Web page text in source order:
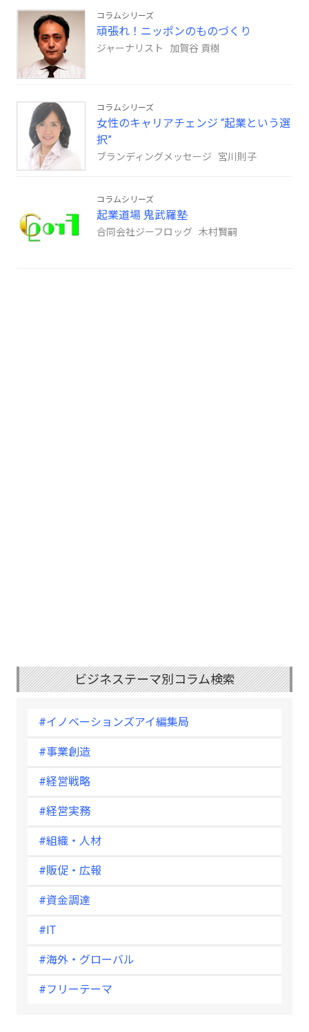
コラムシリーズ
頑張れ！ニッポンのものづくり
ジャーナリスト 加賀谷 貢樹
コラムシリーズ
女性のキャリアチェンジ “起業という選
択”
ブランディングメッセージ 宮川則子
コラムシリーズ
起業道場 鬼武羅塾
合同会社ジーフロッグ 木村賢嗣
ビジネステーマ別コラム検索
#イノベーションズアイ編集局
#事業創造
#経営戦略
#経営実務
#組織・人材
#販促・広報
#資金調達
#IT
#海外・グローバル
#フリーテーマ